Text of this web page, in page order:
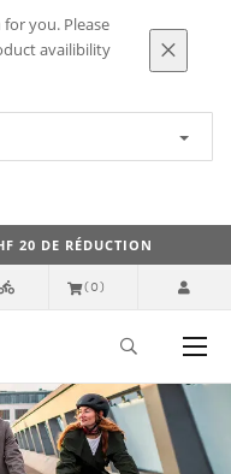
you. Please
availibility
20 DE RÉDUCTION
(0)